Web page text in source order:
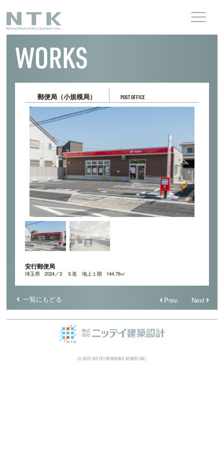
WORKS
郵便局（小規模局） POST OFFICE
安行郵便局
埼玉県 2024／3 Ｓ造 地上１階 144.76㎡
一覧にもどる Prev. Next
© 2022 NITTEI KENCHIKU SEKKEI INC.